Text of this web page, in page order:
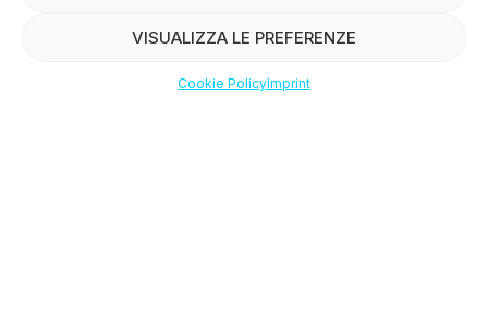
VISUALIZZA LE PREFERENZE
Cookie PolicyImprint
> Privacy Policy
> Cookie Policy (UE)
Filters Wishlist